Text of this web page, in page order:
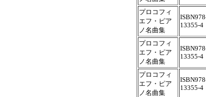
プロコフィ
エフ・ピア
ノ名曲集
13355-4
プロコフィ
エフ・ピア
ノ名曲集
13355-4
プロコフィ
エフ・ピア
ノ名曲集
13355-4